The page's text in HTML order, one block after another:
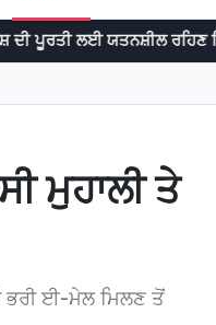
ਰਹਿਣ ਵਿਚ ਹੀ ਖੁਸ਼ੀ
ਮੁਹਾਲੀ ਤੇ
ਭਰੀ ਈ-ਮੇਲ ਮਿਲਣ ਤੋਂ